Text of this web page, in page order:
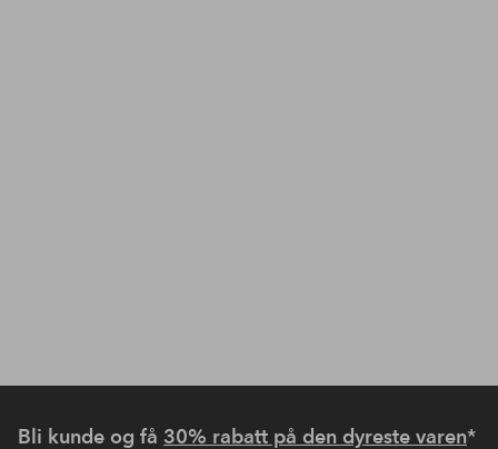
Bli kunde og få 30% rabatt på den dyreste varen*